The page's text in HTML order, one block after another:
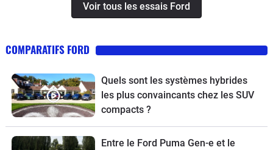
Voir tous les essais Ford
COMPARATIFS FORD
Quels sont les systèmes hybrides
les plus convaincants chez les SUV
compacts ?
Entre le Ford Puma Gen-e et le